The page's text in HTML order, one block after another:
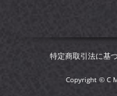
特定商取引法に基
Copyright © C